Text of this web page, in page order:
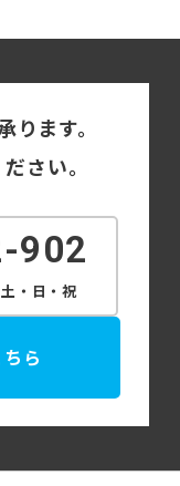
ます。
さい。
902
・日・祝
ら